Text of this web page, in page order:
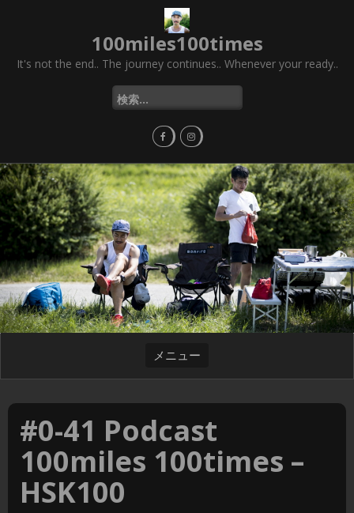
100miles100times
It's not the end.. The journey continues.. Whenever your ready..
検
索
#0-41 Podcast
100miles 100times –
HSK100